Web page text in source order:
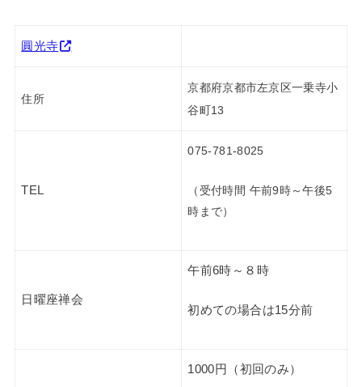
圓光寺
住所
京都府京都市左京区一乗寺小
谷町13
TEL
075-781-8025
（受付時間 午前9時～午後5
時まで）
日曜座禅会
午前6時～８時
初めての場合は15分前
1000円（初回のみ）